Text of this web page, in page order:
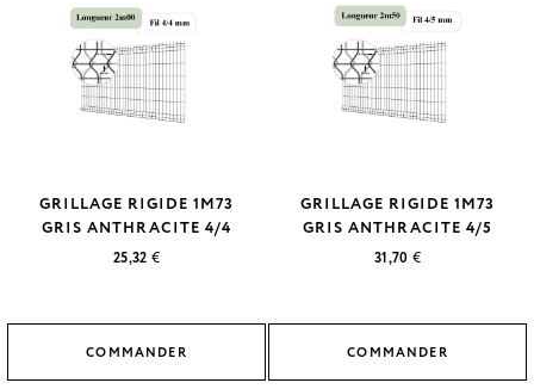
GRILLAGE RIGIDE 1M73
GRIS ANTHRACITE 4/4
25,32 €
COMMANDER
GRILLAGE RIGIDE 1M73
GRIS ANTHRACITE 4/5
31,70 €
COMMANDER